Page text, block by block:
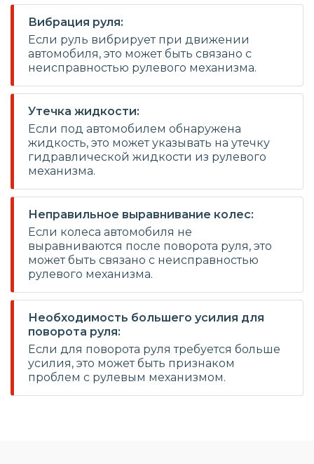
Вибрация руля:
Если руль вибрирует при движении
автомобиля, это может быть связано с
неисправностью рулевого механизма.
Утечка жидкости:
Если под автомобилем обнаружена
жидкость, это может указывать на утечку
гидравлической жидкости из рулевого
механизма.
Неправильное выравнивание колес:
Если колеса автомобиля не
выравниваются после поворота руля, это
может быть связано с неисправностью
рулевого механизма.
Необходимость большего усилия для
поворота руля:
Если для поворота руля требуется больше
усилия, это может быть признаком
проблем с рулевым механизмом.